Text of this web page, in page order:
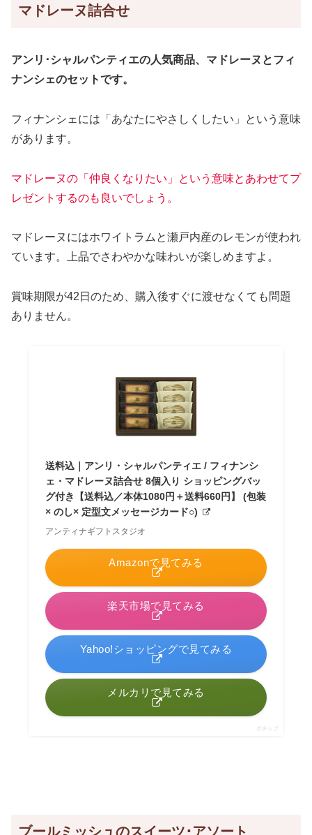
マドレーヌ詰合せ
アンリ･シャルパンティエの人気商品、マドレーヌとフィ
ナンシェのセットです。
フィナンシェには「あなたにやさしくしたい」という意味
があります。
マドレーヌの「仲良くなりたい」という意味とあわせてプ
レゼントするのも良いでしょう。
マドレーヌにはホワイトラムと瀬戸内産のレモンが使われ
ています。上品でさわやかな味わいが楽しめますよ。
賞味期限が42日のため、購入後すぐに渡せなくても問題
ありません。
送料込｜アンリ・シャルパンティエ / フィナンシ
ェ・マドレーヌ詰合せ 8個入り ショッピングバッ
グ付き【送料込／本体1080円＋送料660円】 (包装
× のし× 定型文メッセージカード○)
アンティナギフトスタジオ
Amazonで見てみる
楽天市場で見てみる
Yahoo!ショッピングで見てみる
メルカリで見てみる
ポチップ
ブールミッシュのスイーツ･アソート